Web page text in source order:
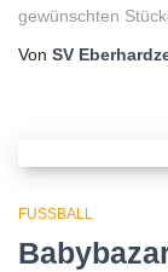
gewünschten
Von SV
FUSSBALL